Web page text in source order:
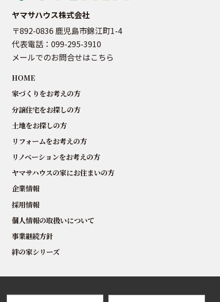
ヤマサハウス株式会社
〒892-0836 鹿児島市錦江町1-4
代表電話： 099-295-3910
メールでのお問合せはこちら
HOME
家づくりをお考えの方
分譲住宅をお探しの方
土地をお探しの方
リフォームをお考えの方
リノベーションをお考えの方
ヤマサハウスの家にお住まいの方
企業情報
採用情報
個人情報の取扱いについて
事業継続方針
絆の家シリーズ